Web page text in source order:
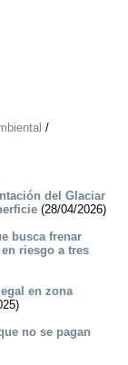
/
del Glaciar
(28/04/2026)
busca frenar
riesgo a tres
en zona
no se pagan